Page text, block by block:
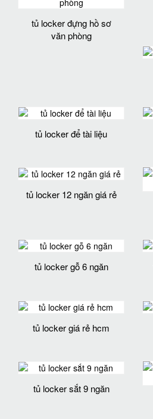
tủ locker đựng hồ sơ
văn phòng
tủ locker để tài liệu
tủ locker 12 ngăn giá rẻ
tủ locker gỗ 6 ngăn
tủ locker giá rẻ hcm
tủ locker sắt 9 ngăn